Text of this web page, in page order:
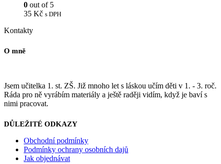
0 out of 5
35 Kč s DPH
Kontakty
O mně
Jsem učitelka 1. st. ZŠ. Již mnoho let s láskou učím děti v 1. - 3. roč.
Ráda pro ně vyrábím materiály a ještě raději vidím, když je baví s
nimi pracovat.
DŮLEŽITÉ ODKAZY
Obchodní podmínky
Podmínky ochrany osobních dajů
Jak objednávat